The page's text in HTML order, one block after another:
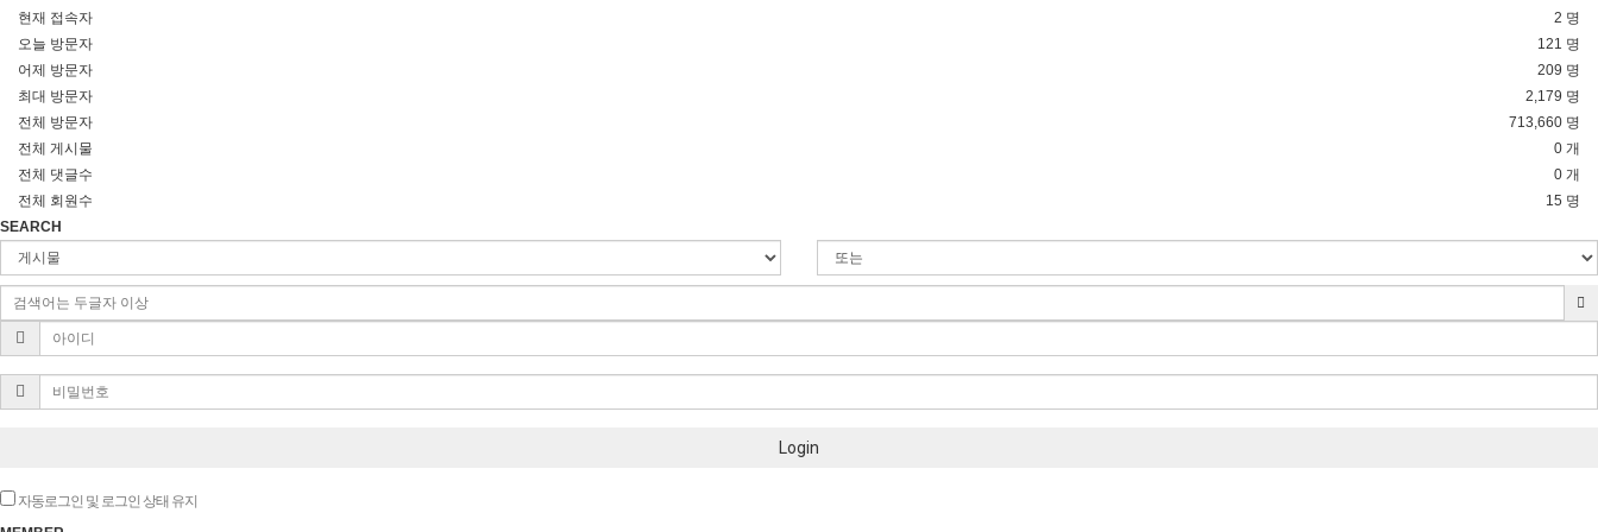
2 명
현재 접속자
121 명
오늘 방문자
209 명
어제 방문자
2,179 명
최대 방문자
713,660 명
전체 방문자
0 개
전체 게시물
0 개
전체 댓글수
15 명
전체 회원수
SEARCH
Login
자동로그인 및 로그인 상태 유지